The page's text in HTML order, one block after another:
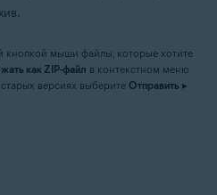
кнопкой мыши файлы, которые хотите
как ZIP-файл в контекстном меню
версиях выберите Отправить ▸